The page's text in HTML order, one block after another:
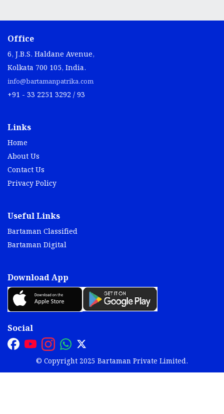
Office
6, J.B.S. Haldane Avenue,
Kolkata 700 105, India.
info@bartamanpatrika.com
+91 - 33 2251 3292 / 93
Links
Home
About Us
Contact Us
Privacy Policy
Useful Links
Bartaman Classified
Bartaman Digital
Download App
Social
© Copyright 2025 Bartaman Private Limited.